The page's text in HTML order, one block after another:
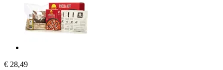
€ 28,49